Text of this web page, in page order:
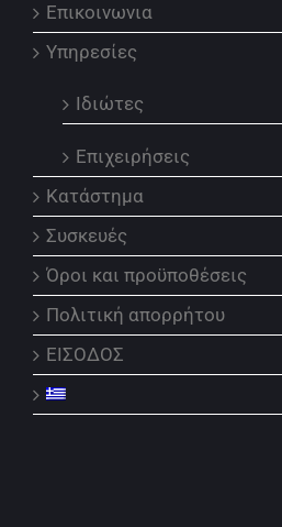
Επικοινωνια
Υπηρεσίες
Ιδιώτες
Επιχειρήσεις
Κατάστημα
Συσκευές
Όροι και προϋποθέσεις
Πολιτική απορρήτου
ΕΙΣΟΔΟΣ